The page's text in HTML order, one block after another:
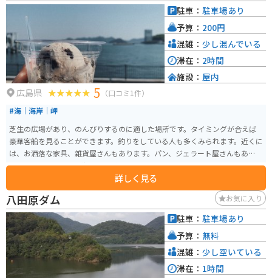
ディングロードが続くため、ツーリングを楽しむことができます。 道の駅で
購入できる名産品として、地元産の新鮮な野菜や果物、三次唐麺、三次ワイ
ナリーなどの特産品があります。また、レストランでは、三次唐麺や、地元
産のジビエ料理などが人気です。
広島県 5 （口コミ1件）
#海｜海岸｜岬
芝生の広場があり、のんびりするのに適した場所です。タイミングが合えば
豪華客船を見ることができます。釣りをしている人も多くみられます。近くに
は、お洒落な家具、雑貨屋さんもあります。パン、ジェラート屋さんもあり、
テイクアウトをして、海を見ながら食べることもできます。
詳しく見る
駐車： 駐車場あり
予算： 200円
混雑： 少し混んでいる
滞在： 2時間
施設： 屋内
八田原ダム お気に入り
駐車： 駐車場あり
予算： 無料
混雑： 少し空いている
滞在： 1時間